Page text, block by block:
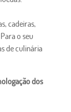
cadeiras,
o seu
de culinária
dos